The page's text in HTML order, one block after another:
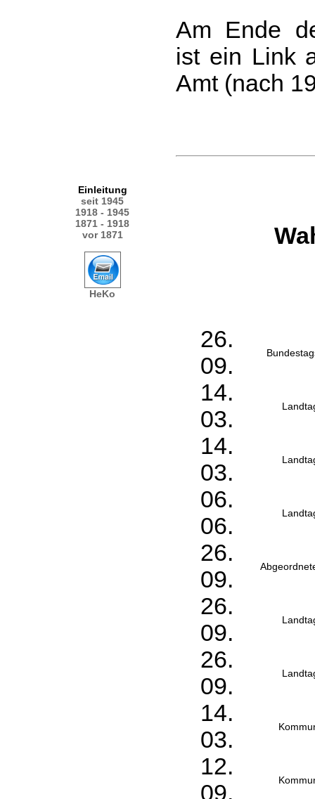
Am Ende
ist ein Link
Amt (nach
Einleitung
seit 1945
1918 - 1945
1871 - 1918
vor 1871
HeKo
26.
09.
14.
03.
14.
03.
06.
06.
26.
09.
26.
09.
26.
09.
14.
03.
12.
09.